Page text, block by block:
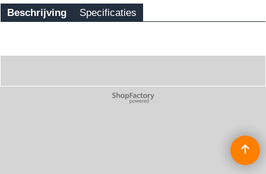
Beschrijving Specificaties
Webwinkel gemaakt met
ShopFactory webwinkel